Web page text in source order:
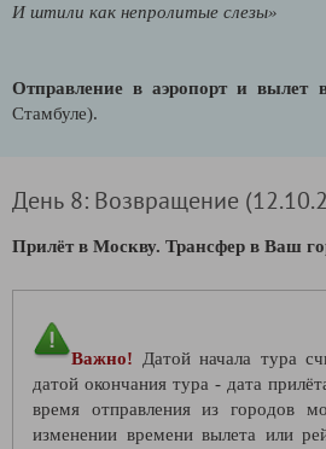
И штили как непролитые слезы»
Отправление в аэропорт и вылет
Стамбуле).
День 8: Возвращение
Прилёт в Москву. Трансфер в Ваш
Важно! Датой начала тура
датой окончания тура - дата
время отправления из городов
изменении времени вылета или